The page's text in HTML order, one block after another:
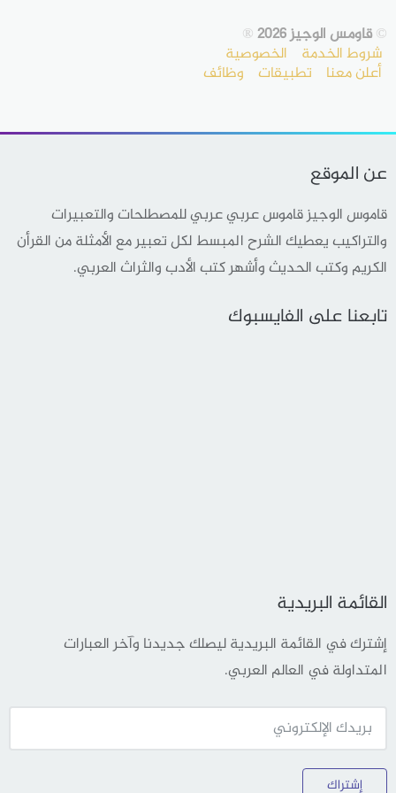
©قاومس الوجيز 2026 ®
شروط الخدمة الخصوصية
أعلن معنا تطبيقات وظائف
عن الموقع
قاموس الوجيز قاموس عربي عربي للمصطلحات والتعبيرات
والتراكيب يعطيك الشرح المبسط لكل تعبير مع الأمثلة من القرأن
الكريم وكتب الحديث وأشهر كتب الأدب والثراث العربي.
تابعنا على الفايسبوك
القائمة البريدية
إشترك في القائمة البريدية ليصلك جديدنا وآخر العبارات
المتداولة في العالم العربي.
إشتراك